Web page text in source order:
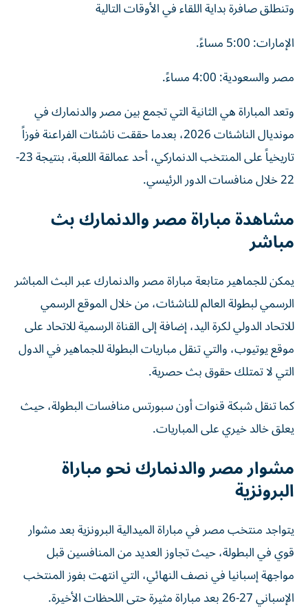
وتنطلق صافرة بداية اللقاء في الأوقات التالية
الإمارات: 5:00 مساءً.
مصر والسعودية: 4:00 مساءً.
وتعد المباراة هي الثانية التي تجمع بين مصر والدنمارك في
مونديال الناشئات 2026، بعدما حققت ناشئات الفراعنة فوزاً
تاريخياً على المنتخب الدنماركي، أحد عمالقة اللعبة، بنتيجة 23-
22 خلال منافسات الدور الرئيسي.
مشاهدة مباراة مصر والدنمارك بث
مباشر
يمكن للجماهير متابعة مباراة مصر والدنمارك عبر البث المباشر
الرسمي لبطولة العالم للناشئات، من خلال الموقع الرسمي
للاتحاد الدولي لكرة اليد، إضافة إلى القناة الرسمية للاتحاد على
موقع يوتيوب، والتي تنقل مباريات البطولة للجماهير في الدول
التي لا تمتلك حقوق بث حصرية.
كما تنقل شبكة قنوات أون سبورتس منافسات البطولة، حيث
يعلق خالد خيري على المباريات.
مشوار مصر والدنمارك نحو مباراة
البرونزية
يتواجد منتخب مصر في مباراة الميدالية البرونزية بعد مشوار
قوي في البطولة، حيث تجاوز العديد من المنافسين قبل
مواجهة إسبانيا في نصف النهائي، التي انتهت بفوز المنتخب
الإسباني 27-26 بعد مباراة مثيرة حتى اللحظات الأخيرة.